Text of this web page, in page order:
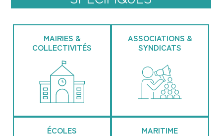
MAIRIES &
COLLECTIVITÉS
ASSOCIATIONS &
SYNDICATS
ÉCOLES MARITIME